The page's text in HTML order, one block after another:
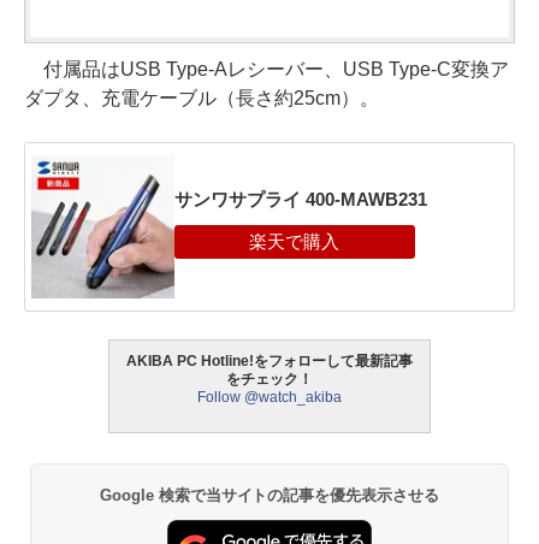
付属品はUSB Type-Aレシーバー、USB Type-C変換ア
ダプタ、充電ケーブル（長さ約25cm）。
サンワサプライ 400-MAWB231
AKIBA PC Hotline!をフォローして最新記事
をチェック！
Follow @watch_akiba
Google 検索で当サイトの記事を優先表示させる